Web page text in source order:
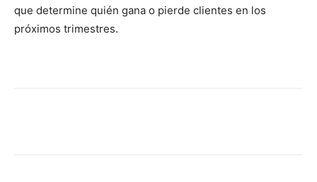
que determine quién gana o pierde clientes en los
próximos trimestres.